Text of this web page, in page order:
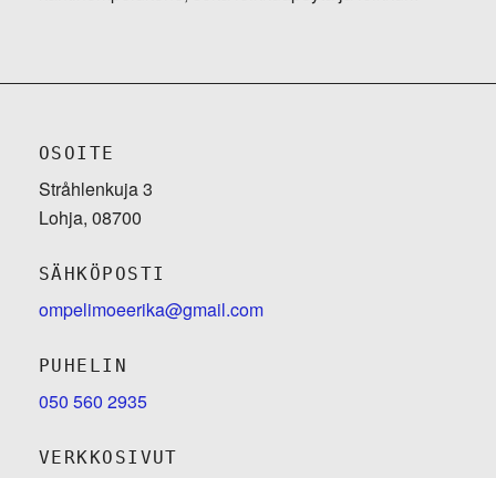
OSOITE
Stråhlenkuja 3
Lohja, 08700
SÄHKÖPOSTI
ompelimoeerika@gmail.com
PUHELIN
050 560 2935
VERKKOSIVUT